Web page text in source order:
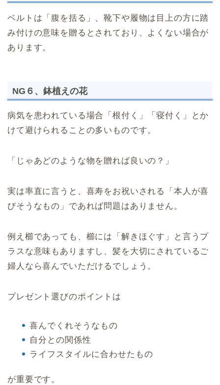
ベルトは「腹を括る」、靴下や履物は目上の方に踏
み付けの意味を贈るとされており、よくない場合が
あります。
NG６、鉢植えの花
病気を患われている場合「根付く」「寝付く」とか
けて避けられることの多いものです。
「じゃあどのような物を贈れば良いの？」
実は率直に言うと、喜寿をお祝いされる「本人が喜
びそうなもの」であれば問題はありません。
例え櫛であっても、櫛には「解きほぐす」と言うプ
ラスな意味もありますし、髪を大切にされているご
婦人なら喜んでいただけるでしょう。
プレゼント選びのポイントは
喜んでくれそうなもの
自分との関係性
ライフスタイルに合わせたもの
が重要です。